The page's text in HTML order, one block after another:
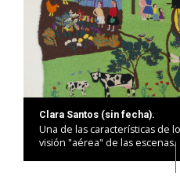
Clara Santos (sin fecha).
Una de las características de
visión "aérea" de las escenas.